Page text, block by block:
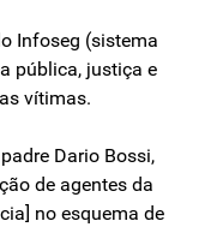
Infoseg (sistema
pública, justiça e
vítimas.
Dario Bossi,
de agentes da
no esquema de